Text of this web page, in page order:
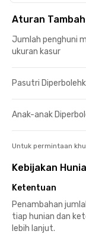
Aturan
Jumlah penghuni
ukuran kasur
Pasutri
Anak-anak
Untuk permintaan
Kebijakan
Ketentuan
Penambahan
tiap hunian dan
lebih lanjut.